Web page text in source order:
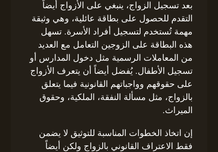
بعد تسجيل الزواج، ينبغي على الأزواج أيضاً
التقدم للحصول على بطاقة عائلية، وهي وثيقة
مهمة تُستخدم لتسجيل أفراد الأسرة. تسهل
هذه البطاقة على الزوجين التعامل مع العديد
من المعاملات الرسمية مثل دخول المدارس أو
تسجيل الأطفال. يُفضل أيضاً أن يتعرف الأزواج
على حقوقهم وواجباتهم القانونية فيما يتعلق
بالزواج، مثل مسألة النفقة، الملكية، وحقوق
الميراث.
إن اتخاذ الخطوات المناسبة للتوثيق لا يضمن
فقط الاعتراف القانوني بالزواج ولكن أيضاً